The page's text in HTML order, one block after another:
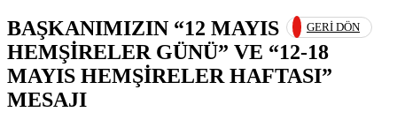
GERI DÖN
BAŞKANIMIZIN “12 MAYIS
HEMŞİRELER GÜNÜ” VE “12-18
MAYIS HEMŞİRELER HAFTASI”
MESAJI